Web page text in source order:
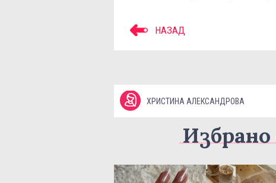
НАЗАД
ХРИСТИНА АЛЕКСАНДРОВА